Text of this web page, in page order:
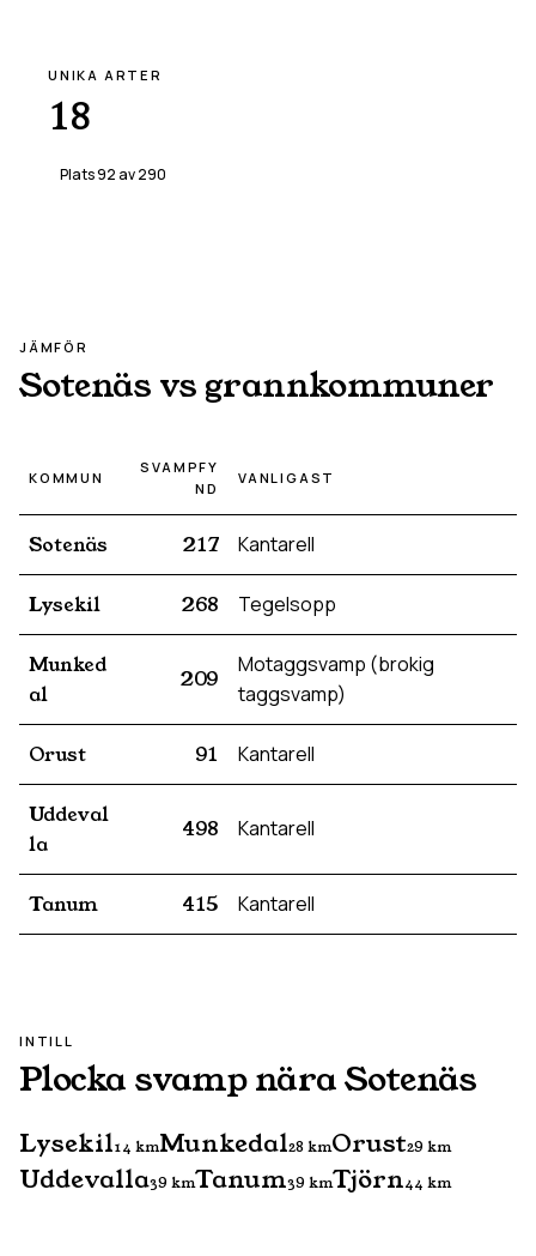
UNIKA ARTER
18
Plats92 av290
JÄMFÖR
Sotenäs vs grannkommuner
KOMMUN
SVAMPFY
ND
VANLIGAST
Sotenäs 217 Kantarell
Lysekil 268 Tegelsopp
Munked
al
209
Motaggsvamp (brokig
taggsvamp)
Orust 91 Kantarell
Uddeval
la
498 Kantarell
Tanum 415 Kantarell
INTILL
Plocka svamp näraSotenäs
Lysekil14 kmMunkedal28 kmOrust29 km
Uddevalla39 kmTanum39 kmTjörn44 km